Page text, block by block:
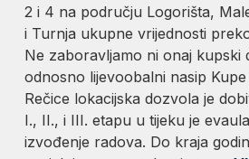
2 i 4 na području Logorišta,
i Turnja ukupne vrijednosti
Ne zaboravljamo ni onaj kupski
odnosno lijevoobalni nasip
Rečice lokacijska dozvola je
I., II., i III. etapu u tijeku je
izvođenje radova. Do kraja